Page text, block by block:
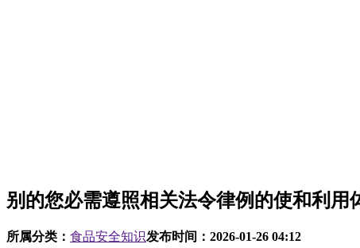
别的您必需遵照相关法令律例的使和利用
所属分类： 食品安全知识发布时间： 2026-01-26 04:12